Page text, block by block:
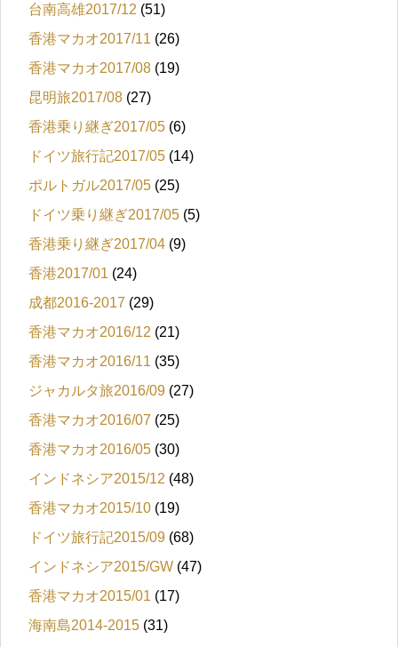
台南高雄2017/12 (51)
香港マカオ2017/11 (26)
香港マカオ2017/08 (19)
昆明旅2017/08 (27)
香港乗り継ぎ2017/05 (6)
ドイツ旅行記2017/05 (14)
ポルトガル2017/05 (25)
ドイツ乗り継ぎ2017/05 (5)
香港乗り継ぎ2017/04 (9)
香港2017/01 (24)
成都2016-2017 (29)
香港マカオ2016/12 (21)
香港マカオ2016/11 (35)
ジャカルタ旅2016/09 (27)
香港マカオ2016/07 (25)
香港マカオ2016/05 (30)
インドネシア2015/12 (48)
香港マカオ2015/10 (19)
ドイツ旅行記2015/09 (68)
インドネシア2015/GW (47)
香港マカオ2015/01 (17)
海南島2014-2015 (31)